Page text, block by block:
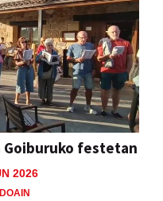
Goiburuko festetan
2026